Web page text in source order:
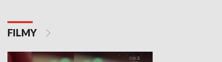
FILMY